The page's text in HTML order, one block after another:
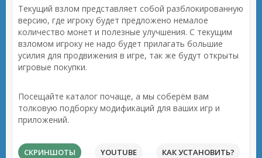
Текущий взлом представляет собой разблокированную
версию, где игроку будет предложено немалое
количество монет и полезные улучшения. С текущим
взломом игроку не надо будет прилагать большие
усилия для продвижения в игре, так же будут открыты
игровые покупки.
Посещайте каталог почаще, а мы соберём вам
толковую подборку модификаций для ваших игр и
приложений.
СКРИНШОТЫ YOUTUBE КАК УСТАНОВИТЬ?